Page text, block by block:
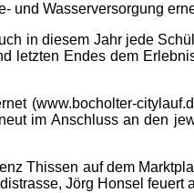
und Wasserversorgung
in diesem Jahr jede
letzten Endes dem
(www.bocholter-
im Anschluss an den
Thissen auf dem
Jörg Honsel